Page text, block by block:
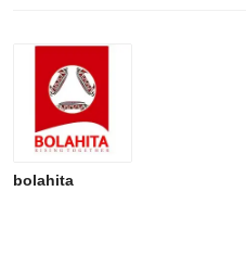
bolahita